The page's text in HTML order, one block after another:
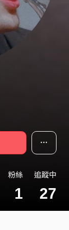
粉絲
1
追蹤中
27